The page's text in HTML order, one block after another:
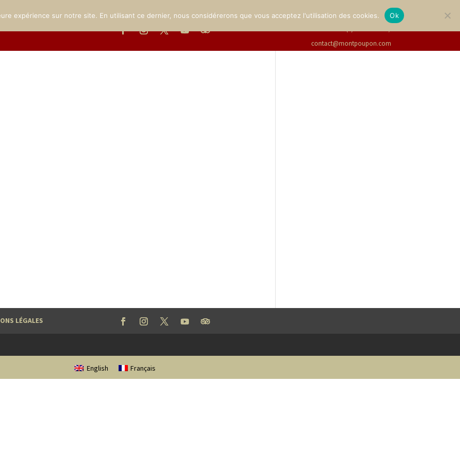
LE PARC INFOS PRATIQUES ÉVÉNEMENTS GALERIE BILLETTERIE Français
+33(0)2 47 94 21 15/
contact@montpoupon.com
LÉGALES
English Français
expérience sur notre site. En utilisant ce dernier, nous considérerons que vous acceptez l'utilisation des cookies. Ok